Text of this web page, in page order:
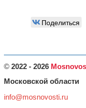
Поделиться
© 2022 - 2026
Московской области
info@mosnovosti.ru